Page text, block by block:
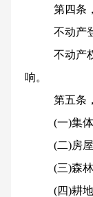
第四条
不动产
不动产
响。
第五条
(一)集
(二)房
(三)森
(四)耕